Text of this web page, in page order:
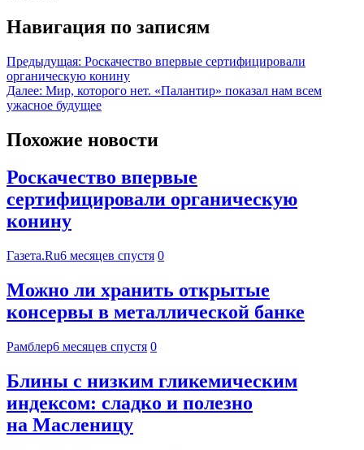
Навигация по записям
Предыдущая: Роскачество впервые сертифицировали
органическую конину
Далее: Мир, которого нет. «Палантир» показал нам всем
ужасное будущее
Похожие новости
Роскачество впервые
сертифицировали органическую
конину
Газета.Ru6 месяцев спустя 0
Можно ли хранить открытые
консервы в металлической банке
Рамблер6 месяцев спустя 0
Блины с низким гликемическим
индексом: сладко и полезно
на Масленицу